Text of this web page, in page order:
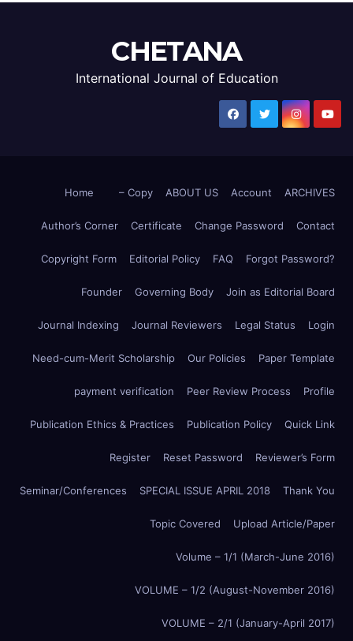
CHETANA
International Journal of Education
Home – Copy ABOUT US Account ARCHIVES
Author’s Corner Certificate Change Password Contact
Copyright Form Editorial Policy FAQ Forgot Password?
Founder Governing Body Join as Editorial Board
Journal Indexing Journal Reviewers Legal Status Login
Need-cum-Merit Scholarship Our Policies Paper Template
payment verification Peer Review Process Profile
Publication Ethics & Practices Publication Policy Quick Link
Register Reset Password Reviewer’s Form
Seminar/Conferences SPECIAL ISSUE APRIL 2018 Thank You
Topic Covered Upload Article/Paper
Volume – 1/1 (March-June 2016)
VOLUME – 1/2 (August-November 2016)
VOLUME – 2/1 (January-April 2017)